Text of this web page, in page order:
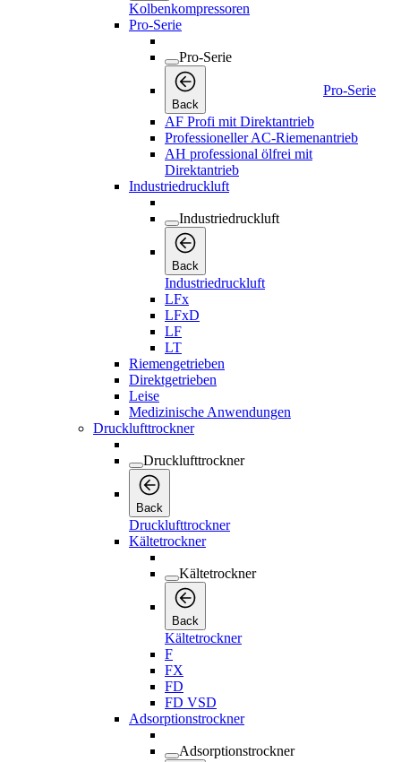
Kolbenkompressoren
Pro-Serie
Pro-Serie
Back
Pro-Serie
AF Profi mit Direktantrieb
Professioneller AC-Riemenantrieb
AH professional ölfrei mit
Direktantrieb
Industriedruckluft
Industriedruckluft
Back
Industriedruckluft
LFx
LFxD
LF
LT
Riemengetrieben
Direktgetrieben
Leise
Medizinische Anwendungen
Drucklufttrockner
Drucklufttrockner
Back
Drucklufttrockner
Kältetrockner
Kältetrockner
Back
Kältetrockner
F
FX
FD
FD VSD
Adsorptionstrockner
Adsorptionstrockner